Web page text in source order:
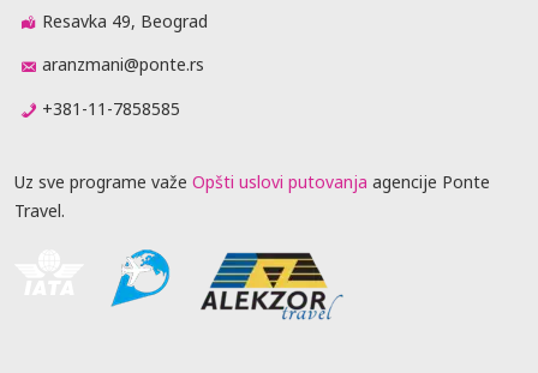
Resavka 49, Beograd
aranzmani@ponte.rs
+381-11-7858585
Uz sve programe važe Opšti uslovi putovanja agencije Ponte
Travel.